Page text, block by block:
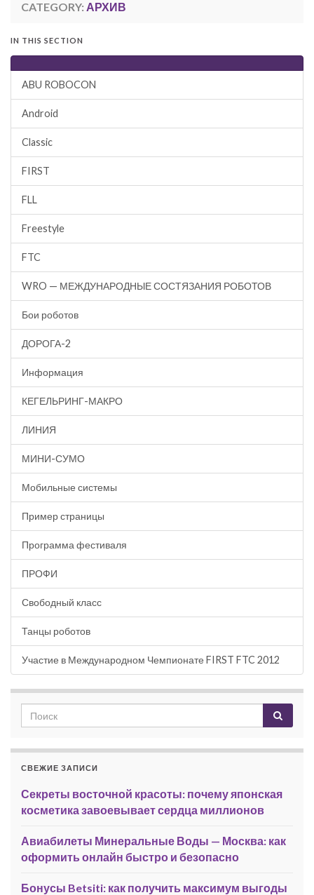
CATEGORY: АРХИВ
IN THIS SECTION
ABU ROBOCON
Android
Classic
FIRST
FLL
Freestyle
FTC
WRO — МЕЖДУНАРОДНЫЕ СОСТЯЗАНИЯ РОБОТОВ
Бои роботов
ДОРОГА-2
Информация
КЕГЕЛЬРИНГ-МАКРО
ЛИНИЯ
МИНИ-СУМО
Мобильные системы
Пример страницы
Программа фестиваля
ПРОФИ
Свободный класс
Танцы роботов
Участие в Международном Чемпионате FIRST FTC 2012
СВЕЖИЕ ЗАПИСИ
Секреты восточной красоты: почему японская
косметика завоевывает сердца миллионов
Авиабилеты Минеральные Воды — Москва: как
оформить онлайн быстро и безопасно
Бонусы Betsiti: как получить максимум выгоды